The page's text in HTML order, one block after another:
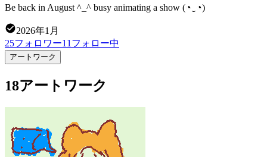
Be back in August ^_^ busy animating a show (◔‿◔)
2026年1月
25フォロワー11 フォロー中
アートワーク
18アートワーク